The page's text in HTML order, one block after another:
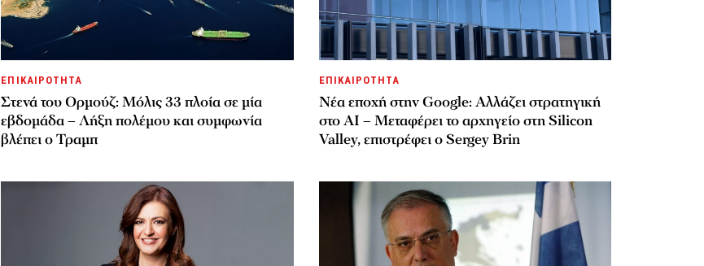
ΕΠΙΚΑΙΡΟΤΗΤΑ
Στενά του Ορμούζ: Μόλις 33 πλοία σε μία
εβδομάδα – Λήξη πολέμου και συμφωνία
βλέπει ο Τραμπ
ΕΠΙΚΑΙΡΟΤΗΤΑ
Νέα εποχή στην Google: Αλλάζει στρατηγική
στο AI – Μεταφέρει το αρχηγείο στη Silicon
Valley, επιστρέφει ο Sergey Brin